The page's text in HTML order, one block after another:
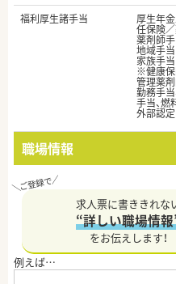
福利厚生諸手当
厚生年
任保険
薬剤師
地域手
家族手
※健康保
管理薬剤
勤務手当
手当、燃
外部認
職場情報
求人票に書ききれな
“詳しい職場情
をお伝えします！